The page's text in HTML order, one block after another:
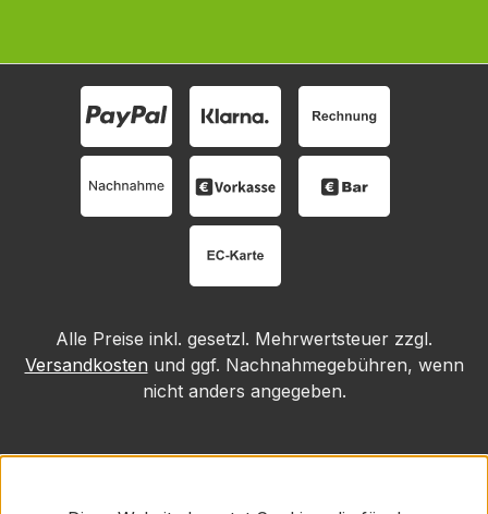
Alle Preise inkl. gesetzl. Mehrwertsteuer zzgl.
Versandkosten und ggf. Nachnahmegebühren, wenn
nicht anders angegeben.